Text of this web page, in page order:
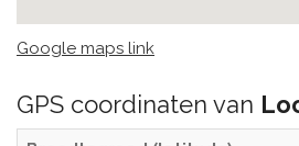
Google maps link
GPS coordinaten van